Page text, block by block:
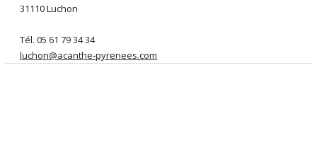
31110 Luchon
Tél. 05 61 79 34 34
luchon@acanthe-pyrenees.com